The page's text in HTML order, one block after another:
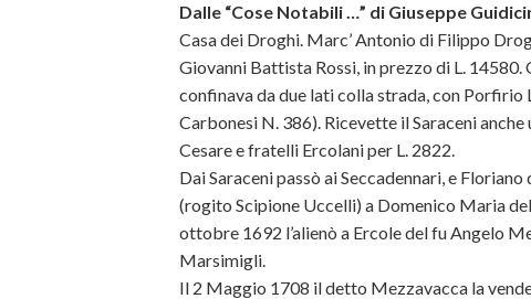
Dalle “Cose Notabili …” di Giuseppe
Casa dei Droghi. Marc’ Antonio di Filippo
Giovanni Battista Rossi, in prezzo di L.
confinava da due lati colla strada, con Porfirio
Carbonesi N. 386). Ricevette il Saraceni
Cesare e fratelli Ercolani per L. 2822.
Dai Saraceni passò ai Seccadennari, e
(rogito Scipione Uccelli) a Domenico Maria
ottobre 1692 l’alienò a Ercole del fu Angelo
Marsimigli.
Il 2 Maggio 1708 il detto Mezzavacca la